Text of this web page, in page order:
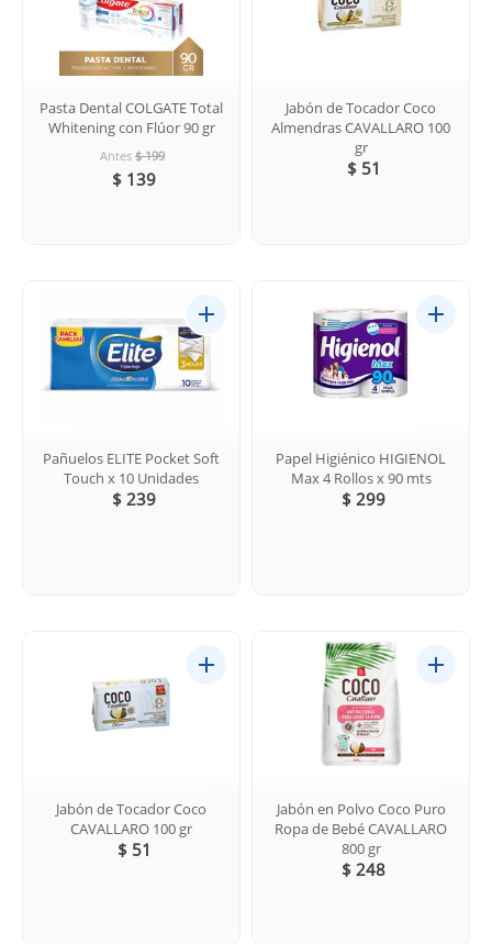
Pasta Dental COLGATE Total
Whitening con Flúor 90 gr
Antes $ 199
$ 139
Jabón de Tocador Coco
Almendras CAVALLARO 100
gr
$ 51
Pañuelos ELITE Pocket Soft
Touch x 10 Unidades
$ 239
Papel Higiénico HIGIENOL
Max 4 Rollos x 90 mts
$ 299
Jabón de Tocador Coco
CAVALLARO 100 gr
$ 51
Jabón en Polvo Coco Puro
Ropa de Bebé CAVALLARO
800 gr
$ 248